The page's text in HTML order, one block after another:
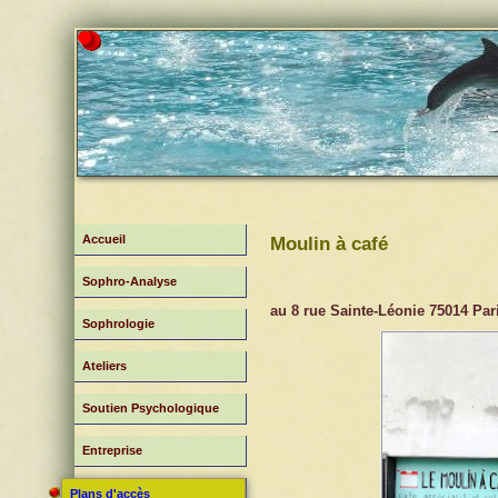
Accueil
Sophro-Analyse
Sophrologie
Ateliers
Soutien Psychologique
Entreprise
Plans d'accès
Moulin à café
au 8 rue Sainte-Léonie 75014